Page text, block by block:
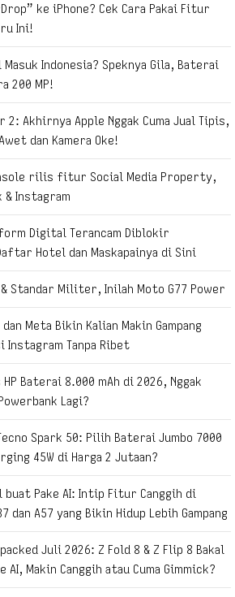
ke iPhone? Cek Cara Pakai Fitur
Ini!
Masuk Indonesia? Speknya Gila, Baterai
200 MP!
2: Akhirnya Apple Nggak Cuma Jual Tipis,
dan Kamera Oke!
rilis fitur Social Media Property,
& Instagram
Digital Terancam Diblokir
Hotel dan Maskapainya di Sini
Standar Militer, Inilah Moto G77 Power
Meta Bikin Kalian Makin Gampang
Instagram Tanpa Ribet
Baterai 8.000 mAh di 2026, Nggak
Lagi?
Spark 50: Pilih Baterai Jumbo 7000
45W di Harga 2 Jutaan?
buat Pake AI: Intip Fitur Canggih di
dan A57 yang Bikin Hidup Lebih Gampang
Juli 2026: Z Fold 8 & Z Flip 8 Bakal
AI, Makin Canggih atau Cuma Gimmick?